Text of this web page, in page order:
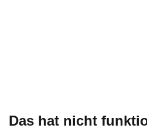
Das hat nicht